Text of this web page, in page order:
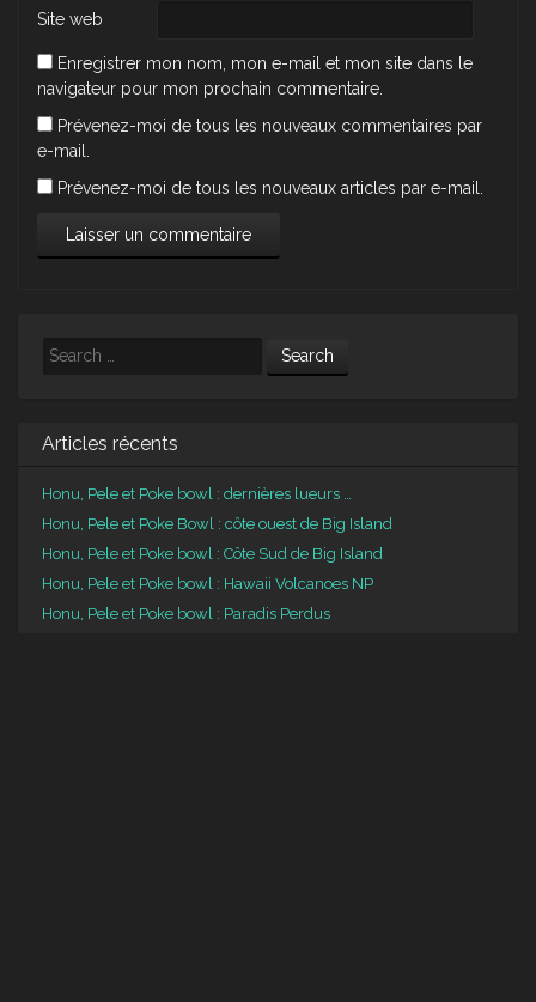
Site web
Enregistrer mon nom, mon e-mail et mon site dans le
navigateur pour mon prochain commentaire.
Prévenez-moi de tous les nouveaux commentaires par
e-mail.
Prévenez-moi de tous les nouveaux articles par e-mail.
Search
Articles récents
Honu, Pele et Poke bowl : dernières lueurs …
Honu, Pele et Poke Bowl : côte ouest de Big Island
Honu, Pele et Poke bowl : Côte Sud de Big Island
Honu, Pele et Poke bowl : Hawaii Volcanoes NP
Honu, Pele et Poke bowl : Paradis Perdus